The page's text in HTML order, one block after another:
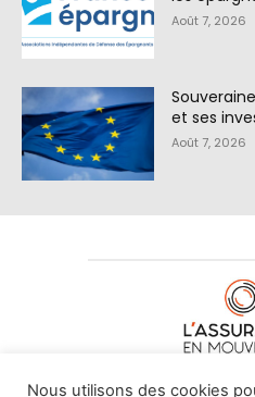
Août 7, 2026
et ses
Août 7, 2026
À PROPOS DE
Nous utilisons des cookies